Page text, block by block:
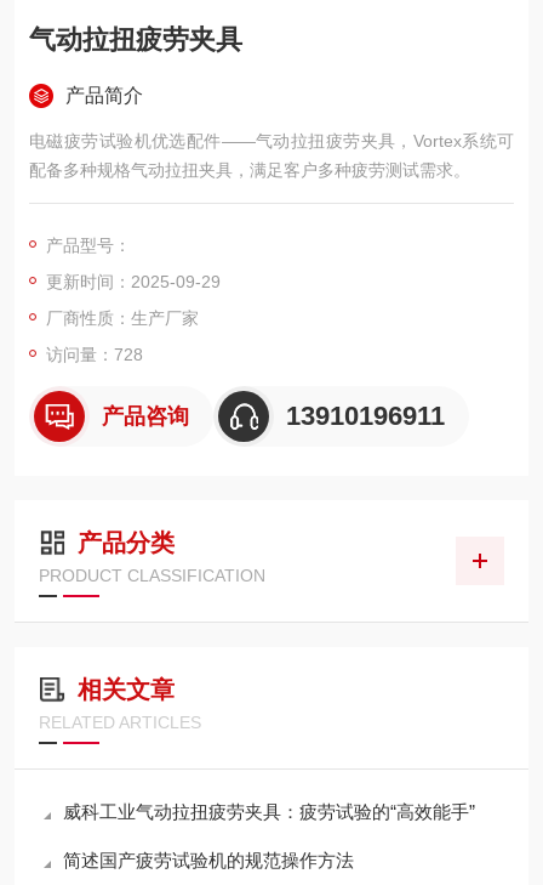
气动拉扭疲劳夹具
产品简介
电磁疲劳试验机优选配件——气动拉扭疲劳夹具，Vortex系统可
配备多种规格气动拉扭夹具，满足客户多种疲劳测试需求。
产品型号：
更新时间：2025-09-29
厂商性质：生产厂家
访问量：728
产品咨询 13910196911
产品分类
PRODUCT CLASSIFICATION
相关文章
RELATED ARTICLES
威科工业气动拉扭疲劳夹具：疲劳试验的“高效能手”
简述国产疲劳试验机的规范操作方法